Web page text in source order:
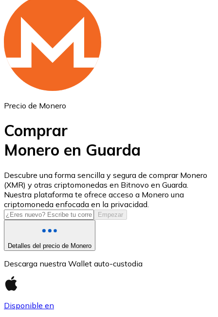
Ethereum
ETH
USD Coin
USDC
Precio de Monero
Comprar
Monero en Guarda
Descubre una forma sencilla y segura de comprar Monero
(XMR) y otras criptomonedas en Bitnovo en Guarda.
Nuestra plataforma te ofrece acceso a Monero una
criptomoneda enfocada en la privacidad.
Empezar
Detalles del precio de Monero
Descarga nuestra Wallet auto-custodia
Disponible en